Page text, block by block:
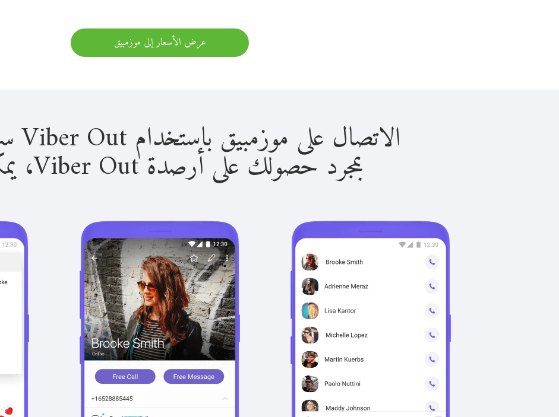
عرض الأسعار إلى موزمبيق
الاتصال على موزمبيق باستخدام Viber Out سهل للغاية.
بمجرد حصولك على أرصدة Viber Out، يمكنك: